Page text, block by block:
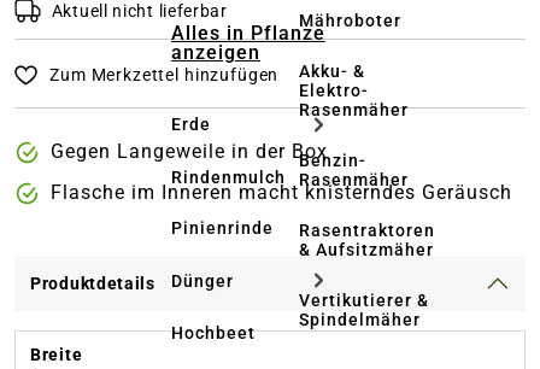
Alles in Pflanze
anzeigen
Erde
Rindenmulch
Pinienrinde
Dünger
Hochbeet
Mähroboter
Akku- &
Elektro-
Rasenmäher
Benzin-
Rasenmäher
Rasentraktoren
& Aufsitzmäher
Vertikutierer &
Spindelmäher
Aktuell nicht lieferbar
Zum Merkzettel hinzufügen
Gegen Langeweile in der Box
Flasche im Inneren macht knisterndes Geräusch
Produktdetails
Breite